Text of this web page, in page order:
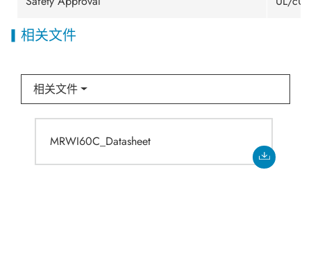
相关文件
相关文件
MRWI60C_Datasheet